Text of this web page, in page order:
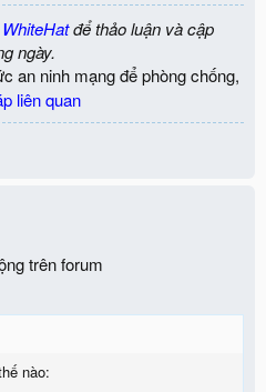
để thảo luận và cập
ngày.
an ninh mạng để phòng chống,
liên quan
trên forum
nào: